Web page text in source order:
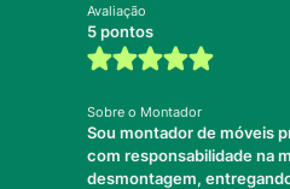
Avaliação
5 pontos
Sobre o Montador
Sou montador de móveis
com responsabilidade na
desmontagem,